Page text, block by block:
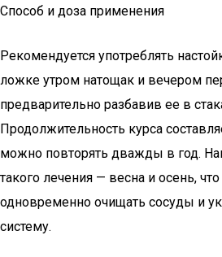
Способ и доза применения
Рекомендуется употреблять
ложке утром натощак и вечером
предварительно разбавив ее в
Продолжительность курса
можно повторять дважды в год.
такого лечения — весна и осень,
одновременно очищать сосуды и
систему.